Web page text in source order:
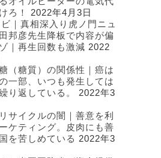
ろ！
2022年4月3日
｜真相深入り虎ノ門ニュ
邦彦先生降板で内容が偏
｜再生回数も激減 2022
（糖質）の関係性｜癌は
一部、いつも発生しては
り返している。
2022年3
サイクルの闇｜善意を利
ケティング。皮肉にも善
を苦しめている 2022年3